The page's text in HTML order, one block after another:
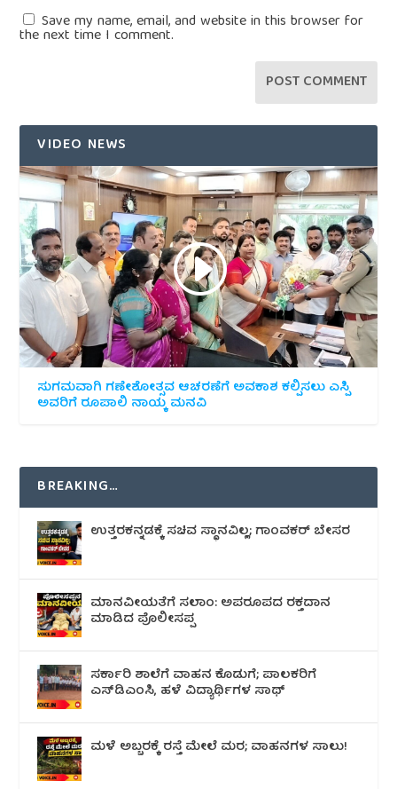
Save my name, email, and website in this browser for
the next time I comment.
VIDEO NEWS
ಸುಗಮವಾಗಿ ಗಣೇಶೋತ್ಸವ ಆಚರಣೆಗೆ ಅವಕಾಶ ಕಲ್ಪಿಸಲು ಎಸ್ಪಿ
ಅವರಿಗೆ ರೂಪಾಲಿ ನಾಯ್ಕ ಮನವಿ
BREAKING…
ಉತ್ತರಕನ್ನಡಕ್ಕೆ ಸಚಿವ ಸ್ಥಾನವಿಲ್ಲ; ಗಾಂವಕರ್ ಬೇಸರ
ಮಾನವೀಯತೆಗೆ ಸಲಾಂ: ಅಪರೂಪದ ರಕ್ತದಾನ
ಮಾಡಿದ ಪೊಲೀಸಪ್ಪ
ಸರ್ಕಾರಿ ಶಾಲೆಗೆ ವಾಹನ ಕೊಡುಗೆ; ಪಾಲಕರಿಗೆ
ಎಸ್‌ಡಿಎಂಸಿ, ಹಳೆ ವಿದ್ಯಾರ್ಥಿಗಳ ಸಾಥ್
ಮಳೆ ಅಬ್ಬರಕ್ಕೆ ರಸ್ತೆ ಮೇಲೆ ಮರ; ವಾಹನಗಳ ಸಾಲು!